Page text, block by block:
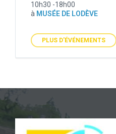
10h30 -18h00
à MUSÉE DE LODÈVE
PLUS D'ÉVÉNEMENTS